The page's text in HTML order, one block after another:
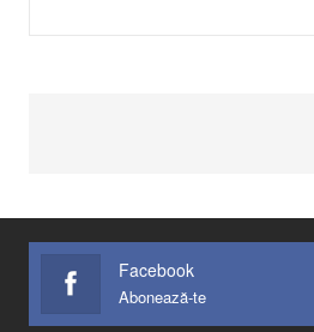
Facebook
Abonează-te